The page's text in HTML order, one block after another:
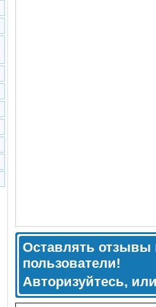
Оставлять отзывы
пользователи!
Авторизуйтесь,